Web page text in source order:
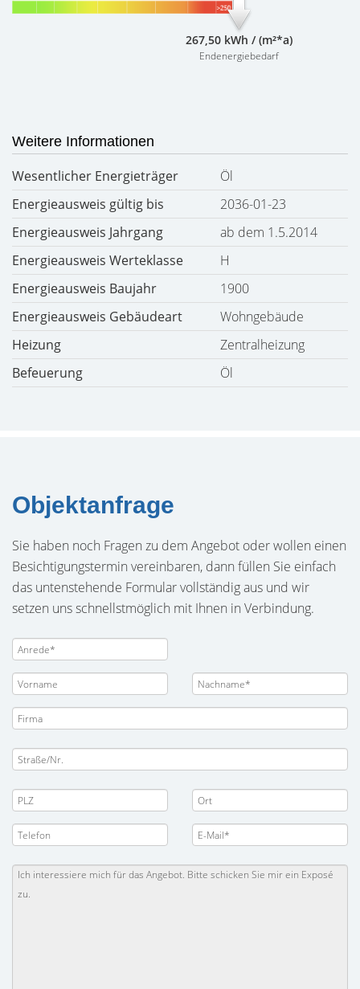
267,50 kWh / (m²*a)
Endenergiebedarf
Weitere Informationen
Wesentlicher Energieträger
Öl
Energieausweis gültig bis
2036-01-23
Energieausweis Jahrgang
ab dem 1.5.2014
Energieausweis Werteklasse
H
Energieausweis Baujahr
1900
Energieausweis Gebäudeart
Wohngebäude
Heizung
Zentralheizung
Befeuerung
Öl
Objektanfrage
Sie haben noch Fragen zu dem Angebot oder wollen einen
Besichtigungstermin vereinbaren, dann füllen Sie einfach
das untenstehende Formular vollständig aus und wir
setzen uns schnellstmöglich mit Ihnen in Verbindung.